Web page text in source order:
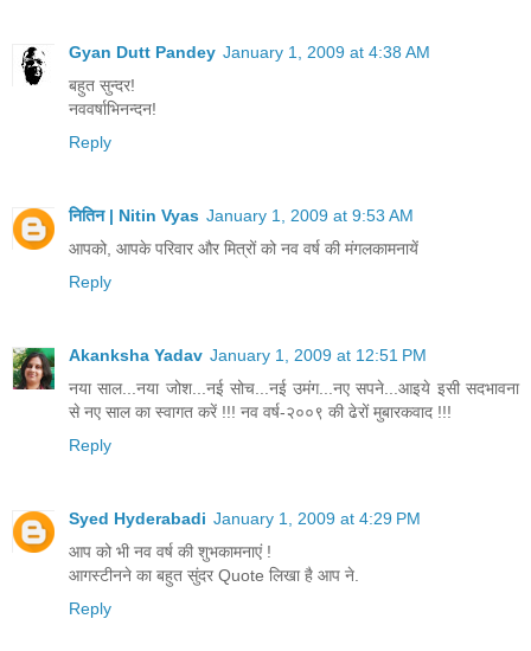
Gyan Dutt Pandey January 1, 2009 at 4:38 AM
बहुत सुन्दर!
नववर्षाभिनन्दन!
Reply
नितिन | Nitin Vyas January 1, 2009 at 9:53 AM
आपको, आपके परिवार और मित्रों को नव वर्ष की मंगलकामनायें
Reply
Akanksha Yadav January 1, 2009 at 12:51 PM
नया साल...नया जोश...नई सोच...नई उमंग...नए सपने...आइये इसी सदभावना
से नए साल का स्वागत करें !!! नव वर्ष-२००९ की ढेरों मुबारकवाद !!!
Reply
Syed Hyderabadi January 1, 2009 at 4:29 PM
आप को भी नव वर्ष की शुभकामनाएं !
आगस्टीनने का बहुत सुंदर Quote लिखा है आप ने.
Reply